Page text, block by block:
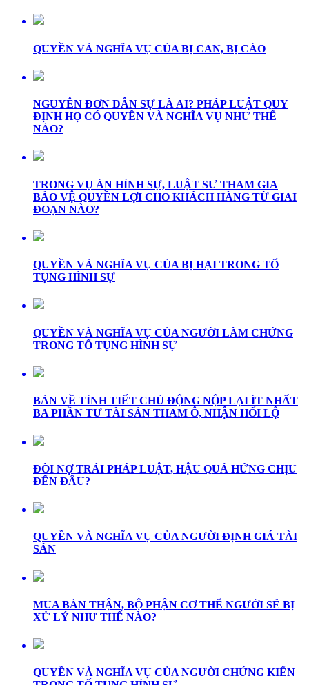
QUYỀN VÀ NGHĨA VỤ CỦA BỊ CAN, BỊ CÁO
NGUYÊN ĐƠN DÂN SỰ LÀ AI? PHÁP LUẬT QUY
ĐỊNH HỌ CÓ QUYỀN VÀ NGHĨA VỤ NHƯ THẾ
NÀO?
TRONG VỤ ÁN HÌNH SỰ, LUẬT SƯ THAM GIA
BẢO VỆ QUYỀN LỢI CHO KHÁCH HÀNG TỪ GIAI
ĐOẠN NÀO?
QUYỀN VÀ NGHĨA VỤ CỦA BỊ HẠI TRONG TỐ
TỤNG HÌNH SỰ
QUYỀN VÀ NGHĨA VỤ CỦA NGƯỜI LÀM CHỨNG
TRONG TỐ TỤNG HÌNH SỰ
BÀN VỀ TÌNH TIẾT CHỦ ĐỘNG NỘP LẠI ÍT NHẤT
BA PHẦN TƯ TÀI SẢN THAM Ô, NHẬN HỐI LỘ
ĐÒI NỢ TRÁI PHÁP LUẬT, HẬU QUẢ HỨNG CHỊU
ĐẾN ĐÂU?
QUYỀN VÀ NGHĨA VỤ CỦA NGƯỜI ĐỊNH GIÁ TÀI
SẢN
MUA BÁN THẬN, BỘ PHẬN CƠ THỂ NGƯỜI SẼ BỊ
XỬ LÝ NHƯ THẾ NÀO?
QUYỀN VÀ NGHĨA VỤ CỦA NGƯỜI CHỨNG KIẾN